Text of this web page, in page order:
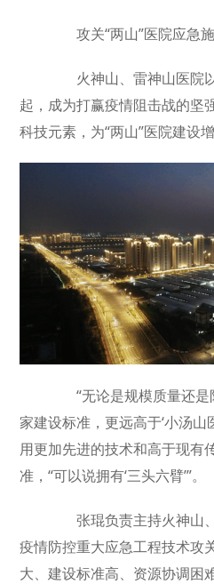
攻关“两山”医院应急施
火神山、雷神山医院
起，成为打赢疫情阻击战的坚
科技元素，为“两山”医院建设
“无论是规模质量还是
家建设标准，更远高于‘小汤山
用更加先进的技术和高于现有
准，“可以说拥有‘三头六臂’”。
张琨负责主持火神山
疫情防控重大应急工程技术攻
大、建设标准高、资源协调困